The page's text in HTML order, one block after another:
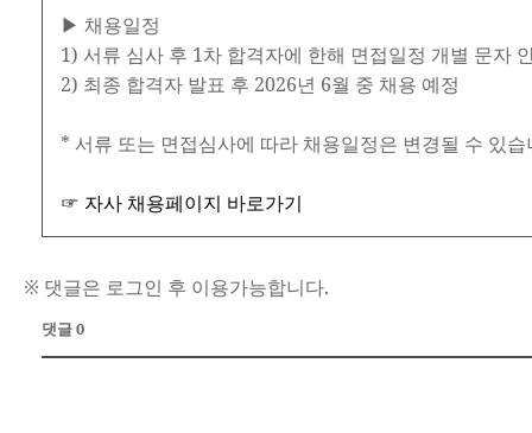
▶ 채용일정
1) 서류 심사 후 1차 합격자에 한해 면접일정 개별 문자
2) 최종 합격자 발표 후 2026년 6월 중 채용 예정
* 서류 또는 면접심사에 따라 채용일정은 변경될 수 있습
☞ 자사 채용페이지 바로가기
※ 댓글은 로그인 후 이용가능합니다.
댓글 0